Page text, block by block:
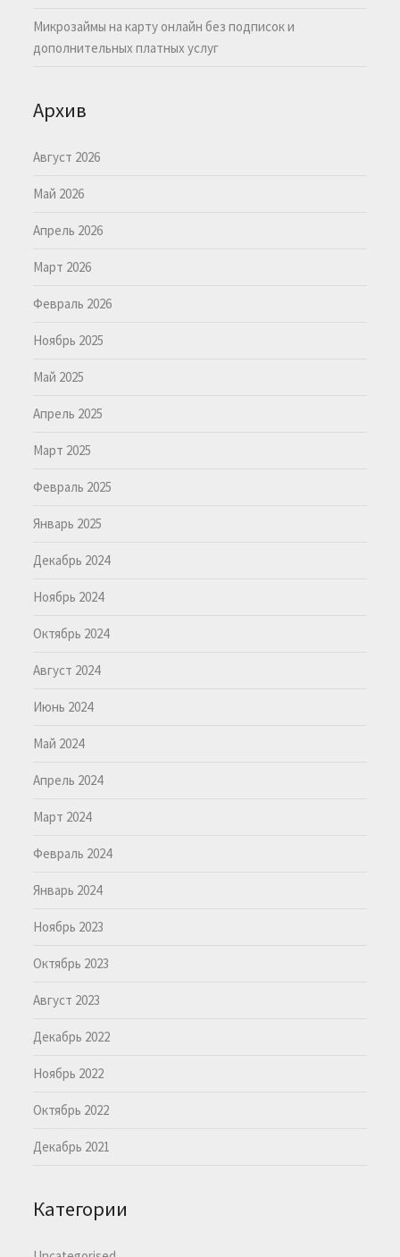
Микрозаймы на карту онлайн без подписок и
дополнительных платных услуг
Архив
Август 2026
Май 2026
Апрель 2026
Март 2026
Февраль 2026
Ноябрь 2025
Май 2025
Апрель 2025
Март 2025
Февраль 2025
Январь 2025
Декабрь 2024
Ноябрь 2024
Октябрь 2024
Август 2024
Июнь 2024
Май 2024
Апрель 2024
Март 2024
Февраль 2024
Январь 2024
Ноябрь 2023
Октябрь 2023
Август 2023
Декабрь 2022
Ноябрь 2022
Октябрь 2022
Декабрь 2021
Категории